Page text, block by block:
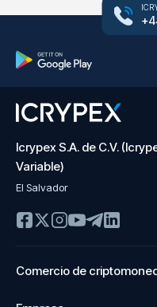
Icrypex S.A. de C.V.
Variable)
El Salvador
Comercio de